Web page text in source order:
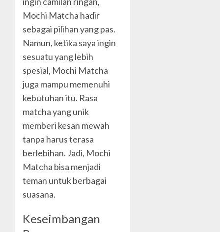
Mochi Matcha hadir
sebagai pilihan yang pas.
Namun, ketika saya ingin
sesuatu yang lebih
spesial, Mochi Matcha
juga mampu memenuhi
kebutuhan itu. Rasa
matcha yang unik
memberi kesan mewah
tanpa harus terasa
berlebihan. Jadi, Mochi
Matcha bisa menjadi
teman untuk berbagai
suasana.
Keseimbangan